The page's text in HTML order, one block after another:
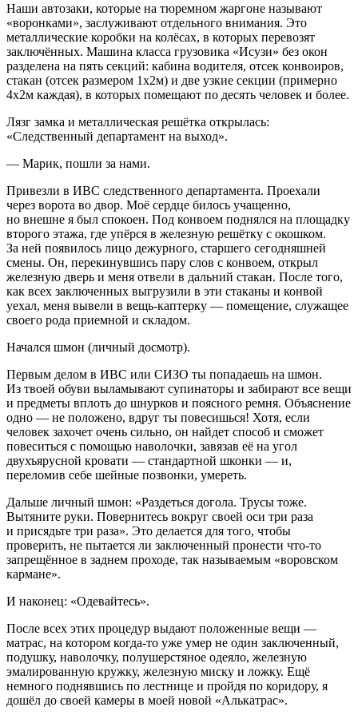
Наши автозаки, которые на тюремном жаргоне называют
«воронками», заслуживают отдельного внимания. Это
металлические коробки на колёсах, в которых перевозят
заключённых. Машина класса грузовика «Исузи» без окон
разделена на пять секций: кабина водителя, отсек конвоиров,
стакан (отсек размером 1х2м) и две узкие секции (примерно
4х2м каждая), в которых помещают по десять человек и более.
Лязг замка и металлическая решётка открылась:
«Следственный департамент на выход».
— Марик, пошли за нами.
Привезли в ИВС следственного департамента. Проехали
через ворота во двор. Моё сердце билось учащенно,
но внешне я был спокоен. Под конвоем поднялся на площадку
второго этажа, где упёрся в железную решётку с окошком.
За ней появилось лицо дежурного, старшего сегодняшней
смены. Он, перекинувшись пару слов с конвоем, открыл
железную дверь и меня отвели в дальний стакан. После того,
как всех заключенных выгрузили в эти стаканы и конвой
уехал, меня вывели в вещь-каптерку — помещение, служащее
своего рода приемной и складом.
Начался шмон (личный досмотр).
Первым делом в ИВС или СИЗО ты попадаешь на шмон.
Из твоей обуви выламывают супинаторы и забирают все вещи
и предметы вплоть до шнурков и поясного ремня. Объяснение
одно — не положено, вдруг ты повесишься! Хотя, если
человек захочет очень сильно, он найдет способ и сможет
повеситься с помощью наволочки, завязав её на угол
двухъярусной кровати — стандартной шконки — и,
переломив себе шейные позвонки, умереть.
Дальше личный шмон: «Раздеться догола. Трусы тоже.
Вытяните руки. Повернитесь вокруг своей оси три раза
и присядьте три раза». Это делается для того, чтобы
проверить, не пытается ли заключенный пронести что-то
запрещённое в заднем проходе, так называемым «воровском
кармане».
И наконец: «Одевайтесь».
После всех этих процедур выдают положенные вещи —
матрас, на котором когда-то уже умер не один заключенный,
подушку, наволочку, полушерстяное одеяло, железную
эмалированную кружку, железную миску и ложку. Ещё
немного поднявшись по лестнице и пройдя по коридору, я
дошёл до своей камеры в моей новой «Алькатрас».